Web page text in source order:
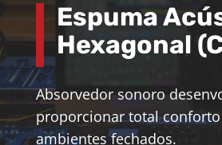
Espuma
Hexagonal
Absorvedor sonoro
proporcionar total
ambientes fechados.